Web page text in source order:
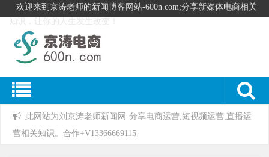
欢迎来到京涛老师的新闻博客网站-600n.com;分享新媒体电商相关
知识，让你的人生发生改变！
此网站为刘京涛老师新闻网-分享电商运营,短视频运营,直播运
营相关知识。合作+V13366669115